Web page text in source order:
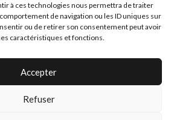
à ces technologies nous permettra de traiter
de navigation ou les ID uniques sur
ou de retirer son consentement peut avoir
caractéristiques et fonctions.
Accepter
Refuser